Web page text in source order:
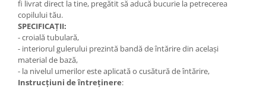
fi livrat direct la tine, pregătit să aducă bucurie la petrecerea
copilului tău.
SPECIFICAȚII:
- croială tubulară,
- interiorul gulerului prezintă bandă de întărire din același
material de bază,
- la nivelul umerilor este aplicată o cusătură de întărire,
Instrucțiuni de întreținere: